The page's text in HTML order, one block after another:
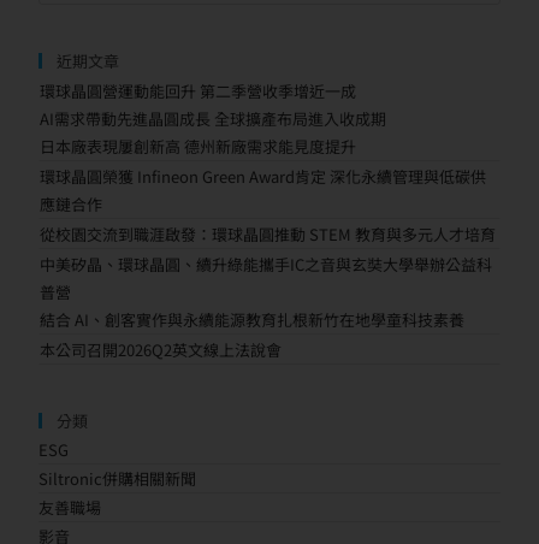
近期文章
環球晶圓營運動能回升 第二季營收季增近一成
AI需求帶動先進晶圓成長 全球擴產布局進入收成期
日本廠表現屢創新高 德州新廠需求能見度提升
環球晶圓榮獲 Infineon Green Award肯定 深化永續管理與低碳供
應鏈合作
從校園交流到職涯啟發：環球晶圓推動 STEM 教育與多元人才培育
中美矽晶、環球晶圓、續升綠能攜手IC之音與玄奘大學舉辦公益科
普營
結合 AI、創客實作與永續能源教育扎根新竹在地學童科技素養
本公司召開2026Q2英文線上法說會
分類
ESG
Siltronic併購相關新聞
友善職場
影音